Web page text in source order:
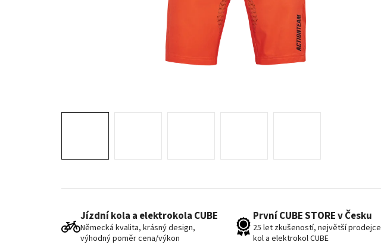
Jízdní kola a elektrokola CUBE
Německá kvalita, krásný design,
výhodný poměr cena/výkon
První CUBE STORE v Česku
25 let zkušeností, největší prodejce
kol a elektrokol CUBE